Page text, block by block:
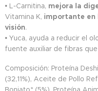
• L-Carnitina, mejora la
Vitamina K, importante en
visión.
• Yuca, ayuda a reducir el
fuente auxiliar de fibras que
Composición: Proteína
(32,11%), Aceite de Pollo